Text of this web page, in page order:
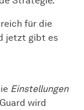
für die
jetzt gibt es
Einstellungen
wird